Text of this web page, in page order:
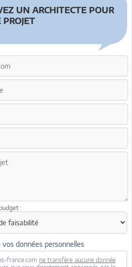
UN ARCHITECTE POUR
PROJET
:
vos données personnelles
france.com ne transfère aucune donnée